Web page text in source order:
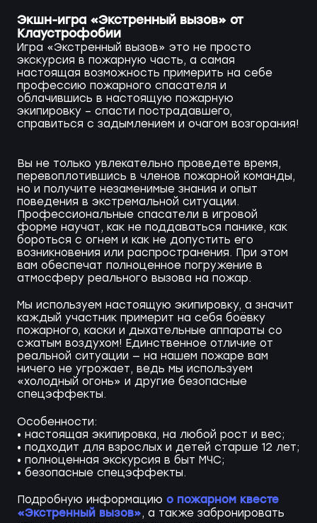
Экшн-игра «Экстренный вызов» от
Клаустрофобии
Игра «Экстренный вызов» это не просто
экскурсия в пожарную часть, а самая
настоящая возможность примерить на себе
профессию пожарного спасателя и
облачившись в настоящую пожарную
экипировку – спасти пострадавшего,
справиться с задымлением и очагом возгорания!
Вы не только увлекательно проведете время,
перевоплотившись в членов пожарной команды,
но и получите незаменимые знания и опыт
поведения в экстремальной ситуации.
Профессиональные спасатели в игровой
форме научат, как не поддаваться панике, как
бороться с огнем и как не допустить его
возникновения или распространения. При этом
вам обеспечат полноценное погружение в
атмосферу реального вызова на пожар.
Мы используем настоящую экипировку, а значит
каждый участник примерит на себя боёвку
пожарного, каски и дыхательные аппараты со
сжатым воздухом! Единственное отличие от
реальной ситуации — на нашем пожаре вам
ничего не угрожает, ведь мы используем
«холодный огонь» и другие безопасные
спецэффекты.
Особенности:
• настоящая экипировка, на любой рост и вес;
• подходит для взрослых и детей старше 12 лет;
• полноценная экскурсия в быт МЧС;
• безопасные спецэффекты.
Подробную информацию о пожарном квесте
«Экстренный вызов», а также забронировать